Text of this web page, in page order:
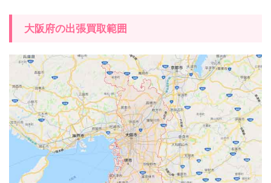
大阪府の出張買取範囲